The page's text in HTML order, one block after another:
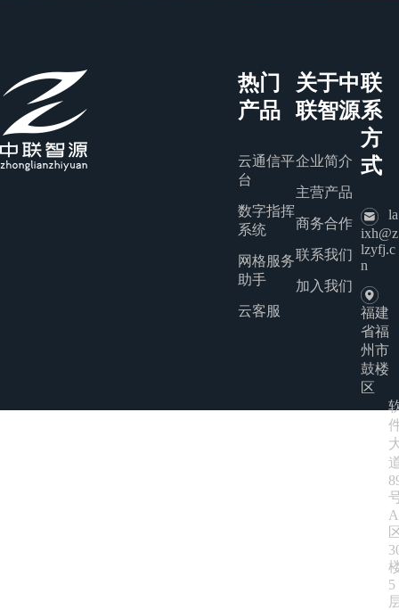
热门
产品
云通信平
台
数字指挥
系统
网格服务
助手
云客服
关于中
联智源
企业简介
主营产品
商务合作
联系我们
加入我们
联
系
方
式
la
ixh@z
lzyfj.c
n
福建
省福
州市
鼓楼
区
A
5